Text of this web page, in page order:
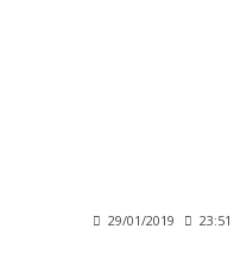
29/01/2019 23:51